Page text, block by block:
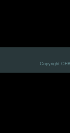
Copyright